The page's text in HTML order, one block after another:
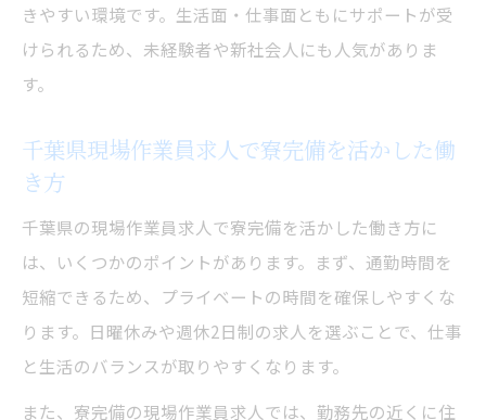
きやすい環境です。生活面・仕事面ともにサポートが受
けられるため、未経験者や新社会人にも人気がありま
す。
千葉県現場作業員求人で寮完備を活かした働
き方
千葉県の現場作業員求人で寮完備を活かした働き方に
は、いくつかのポイントがあります。まず、通勤時間を
短縮できるため、プライベートの時間を確保しやすくな
ります。日曜休みや週休2日制の求人を選ぶことで、仕事
と生活のバランスが取りやすくなります。
また、寮完備の現場作業員求人では、勤務先の近くに住